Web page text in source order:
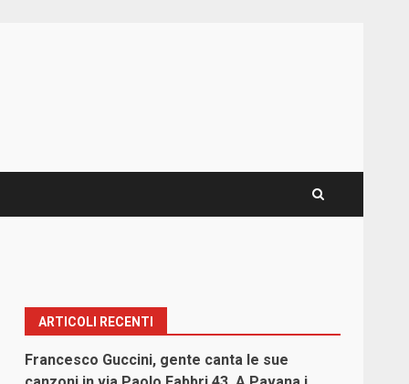
ARTICOLI RECENTI
Francesco Guccini, gente canta le sue